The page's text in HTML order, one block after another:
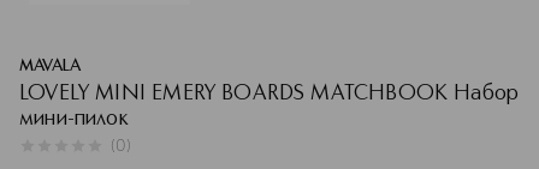
MAVALA
LOVELY MINI EMERY BOARDS MATCHBOOK Набор
мини-пилок
(0)